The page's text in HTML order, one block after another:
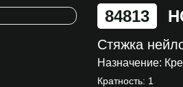
84813
Стяжка
Назначение:
Кратность: 1